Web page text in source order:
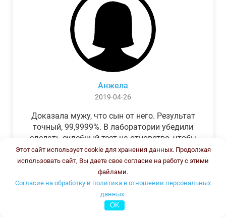
Анжела
2019-04-26
Доказала мужу, что сын от него. Результат
точный, 99,9999%. В лаборатории убедили
сделать судебный тест на отцовство, чтобы
можно было предъявить в суде. Результат
был готов через неделю, как и
обещали.Теперь муж бегает и извиняется.
Этот сайт использует cookie для хранения данных. Продолжая
использовать сайт, Вы даете свое согласие на работу с этими
файлами.
Согласие на обработку и политика в отношении персональных
данных.
OK